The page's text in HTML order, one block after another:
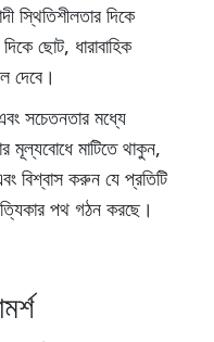
স্থিতিশীলতার দিকে
ছোট, ধারাবাহিক
দেবে।
সচেতনতার মধ্যে
মূল্যবোধে মাটিতে থাকুন,
করুন যে প্রতিটি
পথ গঠন করছে।